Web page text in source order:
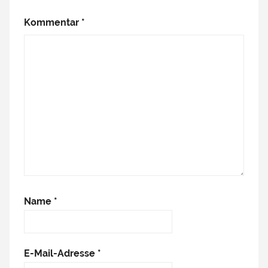
Kommentar *
Name *
E-Mail-Adresse *